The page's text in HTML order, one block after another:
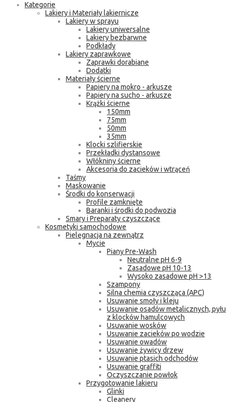
Kategorie
Lakiery i Materiały lakiernicze
Lakiery w sprayu
Lakiery uniwersalne
Lakiery bezbarwne
Podkłady
Lakiery zaprawkowe
Zaprawki dorabiane
Dodatki
Materiały ścierne
Papiery na mokro - arkusze
Papiery na sucho - arkusze
Krążki ścierne
150mm
75mm
50mm
35mm
Klocki szlifierskie
Przekładki dystansowe
Włókniny ścierne
Akcesoria do zacieków i wtrąceń
Taśmy
Maskowanie
Środki do konserwacji
Profile zamknięte
Baranki i środki do podwozia
Smary i Preparaty czyszczące
Kosmetyki samochodowe
Pielęgnacja na zewnątrz
Mycie
Piany Pre-Wash
Neutralne pH 6-9
Zasadowe pH 10-13
Wysoko zasadowe pH >13
Szampony
Silna chemia czyszcząca (APC)
Usuwanie smoły i kleju
Usuwanie osadów metalicznych, pyłu
z klocków hamulcowych
Usuwanie wosków
Usuwanie zacieków po wodzie
Usuwanie owadów
Usuwanie żywicy drzew
Usuwanie ptasich odchodów
Usuwanie graffiti
Oczyszczanie powłok
Przygotowanie lakieru
Glinki
Cleanery